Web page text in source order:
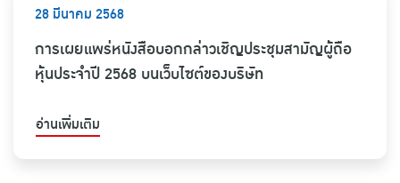
28 มีนาคม 2568
การเผยแพร่หนังสือบอกกล่าวเชิญประชุมสามัญผู้ถือ
หุ้นประจำปี 2568 บนเว็บไซต์ของบริษัท
อ่านเพิ่มเติม